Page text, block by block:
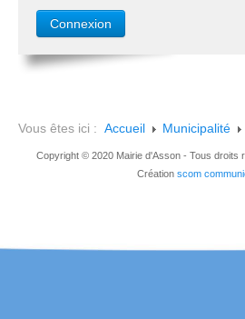
Vous êtes ici : Accueil Municipalité
Copyright © 2020 Mairie d'Asson - Tous droits
Création scom